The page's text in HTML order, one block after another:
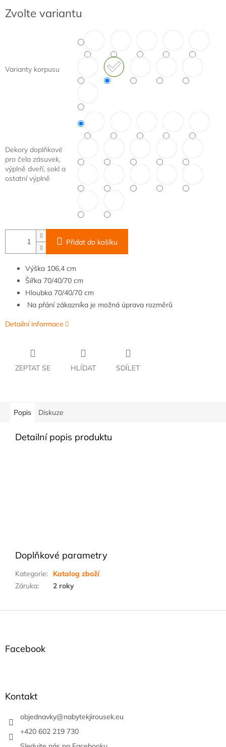
cena:
Zvolte variantu
Varianty korpusu
Dekory doplňkové
pro čela zásuvek,
výplně dveří, sokl a
ostatní výplně
Přidat do košíku
Výška 106,4 cm
Šířka 70/40/70 cm
Hloubka 70/40/70 cm
Na přání zákazníka je možná úprava rozměrů
Detailní informace
ZEPTAT SE HLÍDAT SDÍLET
Popis Diskuze
Detailní popis produktu
Doplňkové parametry
Kategorie:
Katalog zboží
Záruka: 2 roky
Z
Facebook
Kontakt
objednavky@nabytekjirousek.eu
+420 602 219 730